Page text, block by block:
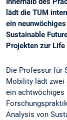
lädt die TUM
ein
Sustainable
Projekten zur
Die Professur für
Mobility lädt zwei
ein achtwöchiges
Analysis von